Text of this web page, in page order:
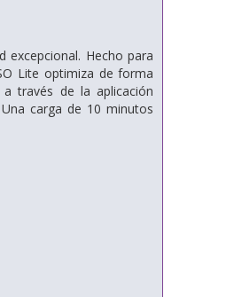
Hecho para
Lite optimiza de forma
través de la aplicación
carga de 10 minutos